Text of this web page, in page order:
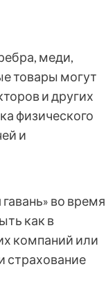
меди,
товары могут
и других
физического
и
во время
как в
компаний или
страхование